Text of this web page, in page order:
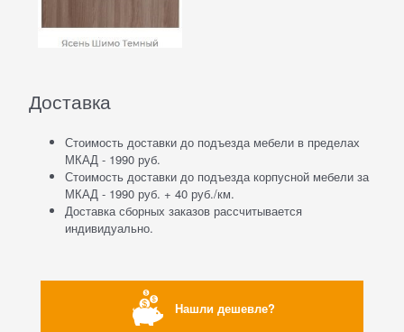
Доставка
Стоимость доставки до подъезда мебели в пределах
МКАД - 1990 руб.
Стоимость доставки до подъезда корпусной мебели за
МКАД - 1990 руб. + 40 руб./км.
Доставка сборных заказов рассчитывается
индивидуально.
Нашли дешевле?